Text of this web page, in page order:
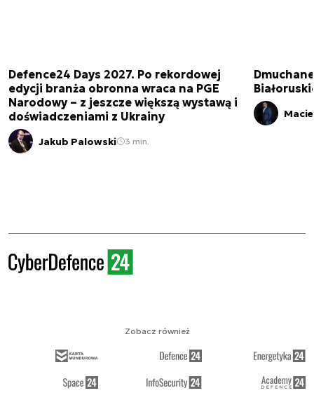
Defence24 Days 2027. Po rekordowej
edycji branża obronna wraca na PGE
Narodowy – z jeszcze większą wystawą i
doświadczeniami z Ukrainy
Jakub Palowski 3 min.
Zobacz również